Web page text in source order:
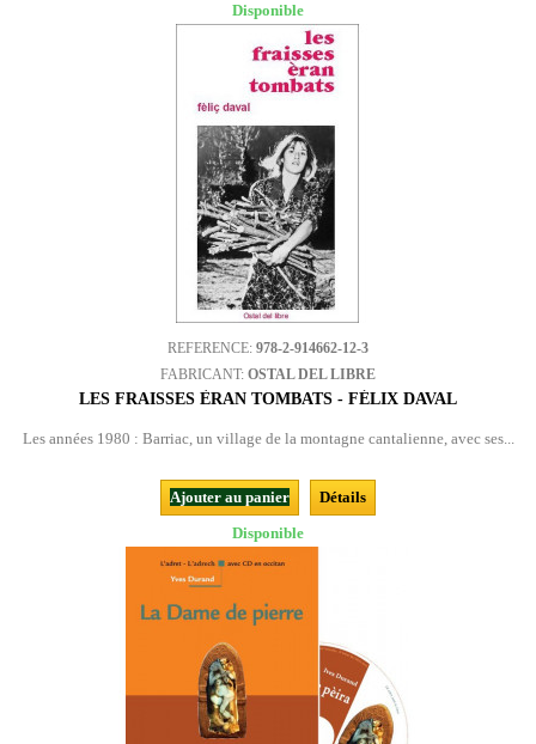
Disponible
REFERENCE: 978-2-914662-12-3
FABRICANT: OSTAL DEL LIBRE
LES FRAISSES ÈRAN TOMBATS - FÉLIX DAVAL
Les années 1980 : Barriac, un village de la montagne cantalienne, avec ses...
Ajouter au panier
Détails
Disponible